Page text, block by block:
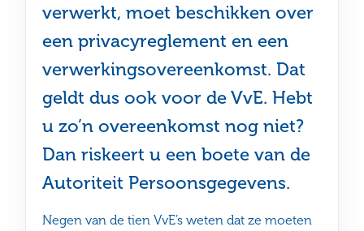
verwerkt, moet beschikken over
een privacyreglement en een
verwerkingsovereenkomst. Dat
geldt dus ook voor de VvE. Hebt
u zo’n overeenkomst nog niet?
Dan riskeert u een boete van de
Autoriteit Persoonsgegevens.
Negen van de tien VvE’s weten dat ze moeten